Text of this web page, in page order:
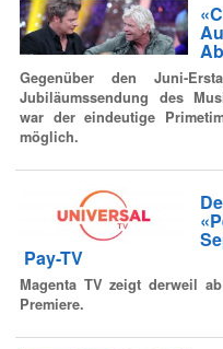
Gegenüber den Juni-
Jubiläumssendung des
war der eindeutige
möglich.
Pay-TV
Magenta TV zeigt derweil
Premiere.